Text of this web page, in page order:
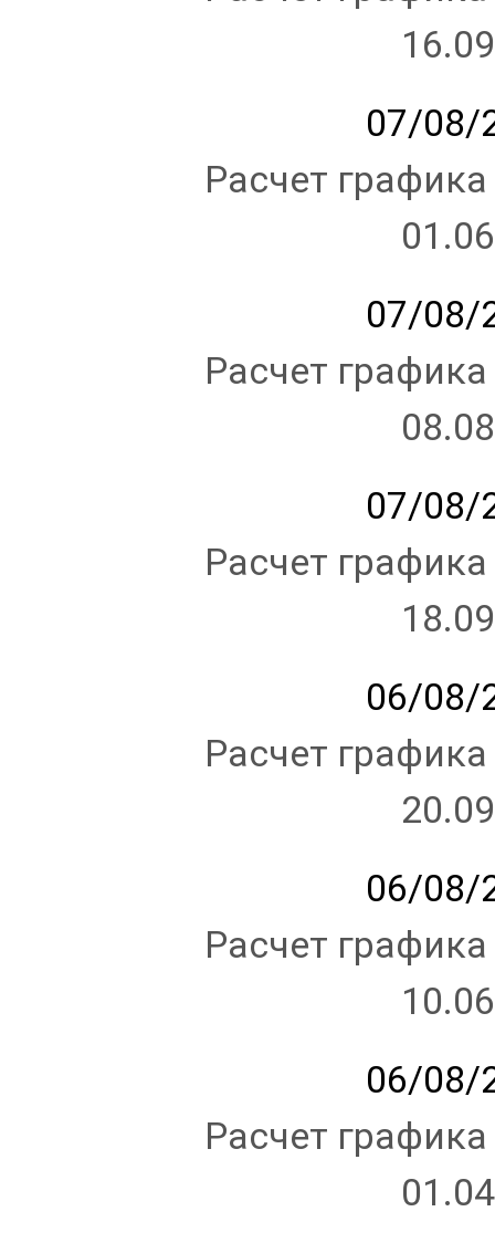
07/08/
Расчет
07/08/
Расчет
07/08/
Расчет
06/08/
Расчет
06/08/
Расчет
06/08/
Расчет